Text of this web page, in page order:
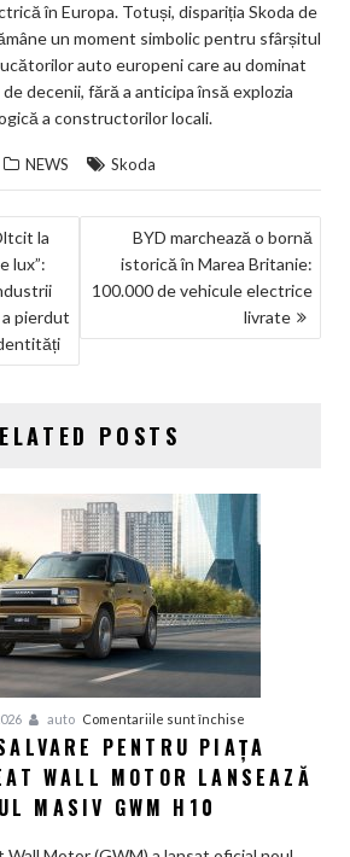
în Europa. Totuși, dispariția Skoda de
un moment simbolic pentru sfârșitul
auto europeni care au dominat
decenii, fără a anticipa însă explozia
a constructorilor locali.
NEWS Skoda
la
lux”:
pierdut
BYD marchează o bornă
istorică în Marea Britanie:
100.000 de vehicule electrice
livrate
POSTS
auto Comentariile sunt închise
Miza
de
piața
PENTRU PIAȚA
WALL MOTOR LANSEAZĂ
MASIV GWM H10